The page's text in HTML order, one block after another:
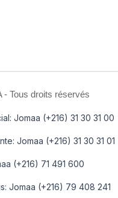
- Tous droits réservés
Jomaa (+216) 31 30 31 00
Jomaa (+216) 31 30 31 01
(+216) 71 491 600
Jomaa (+216) 79 408 241